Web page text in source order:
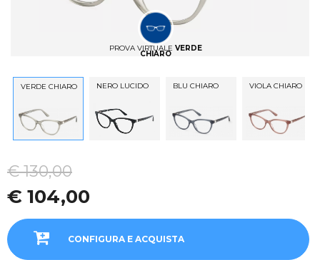
PROVA VIRTUALE VERDE
CHIARO
VERDE CHIARO NERO LUCIDO BLU CHIARO VIOLA CHIARO
€ 130,00
€ 104,00
CONFIGURA E ACQUISTA